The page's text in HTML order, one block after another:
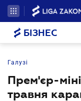
БІЗНЕС
Галузі
Прем'єр-
травня